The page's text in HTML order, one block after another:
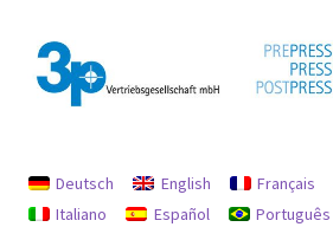
Перейти
навигации
Перейти
содержимому
My Account
Deutsch English Français
Italiano
Español Português